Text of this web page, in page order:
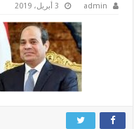
admin 3 أبريل، 2019